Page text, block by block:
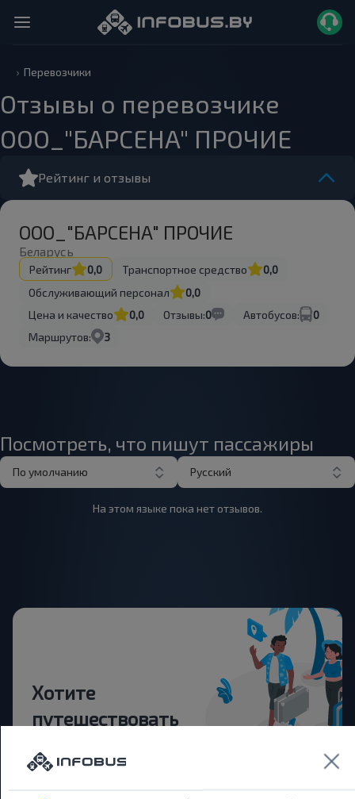
Перевозчики
Отзывы о перевозчике
ООО_"БАРСЕНА" ПРОЧИЕ
Рейтинг и отзывы
ООО_"БАРСЕНА" ПРОЧИЕ
Беларусь
Рейтинг 0,0 Транспортное средство
0,0
Обслуживающий персонал
0,0
Цена и качество
0,0 Отзывы:0 Автобусов:
0
Маршрутов:
3
Посмотреть, что пишут пассажиры
По умолчанию Русский
На этом языке пока нет отзывов.
Хотите
путешествовать